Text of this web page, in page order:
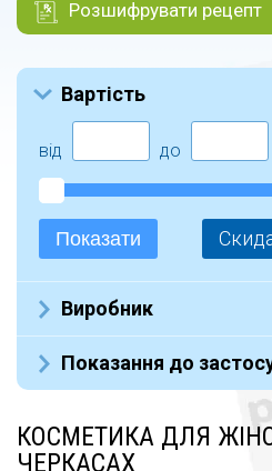
Розшифрувати рецепт
Вартість
від до
Показати
Виробник
СТИКС (1)
Ключі Здоров`я ТОВ (11)
Canpol Babies (2)
Показання до
КОСМЕТИКА ДЛЯ
ЧЕРКАСАХ